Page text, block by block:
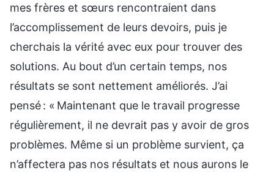
mes frères et sœurs rencontraient dans
l’accomplissement de leurs devoirs, puis je
cherchais la vérité avec eux pour trouver des
solutions. Au bout d’un certain temps, nos
résultats se sont nettement améliorés. J’ai
pensé : « Maintenant que le travail progresse
régulièrement, il ne devrait pas y avoir de gros
problèmes. Même si un problème survient, ça
n’affectera pas nos résultats et nous aurons le